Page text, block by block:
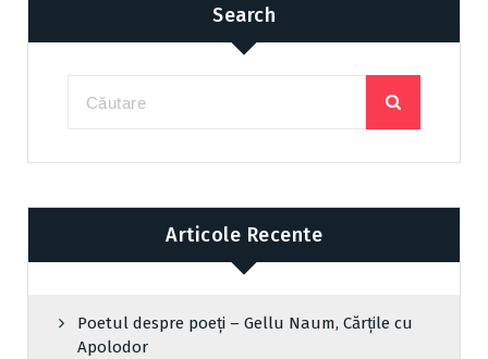
Search
Articole Recente
Poetul despre poeți – Gellu Naum, Cărțile cu
Apolodor